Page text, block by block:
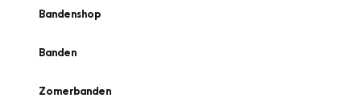
Bandenshop
Banden
Zomerbanden